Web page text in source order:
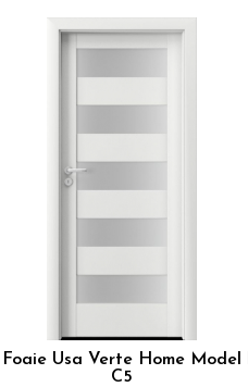
Foaie Usa Verte Home Model
C5